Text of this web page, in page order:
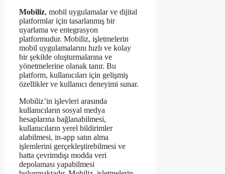
Mobiliz, mobil uygulamalar ve dijital
platformlar için tasarlanmış bir
uyarlama ve entegrasyon
platformudur. Mobiliz, işletmelerin
mobil uygulamalarını hızlı ve kolay
bir şekilde oluşturmalarına ve
yönetmelerine olanak tanır. Bu
platform, kullanıcıları için gelişmiş
özellikler ve kullanıcı deneyimi sunar.
Mobiliz’in işlevleri arasında
kullanıcıların sosyal medya
hesaplarına bağlanabilmesi,
kullanıcıların yerel bildirimler
alabilmesi, in-app satın alma
işlemlerini gerçekleştirebilmesi ve
hatta çevrimdışı modda veri
depolaması yapabilmesi